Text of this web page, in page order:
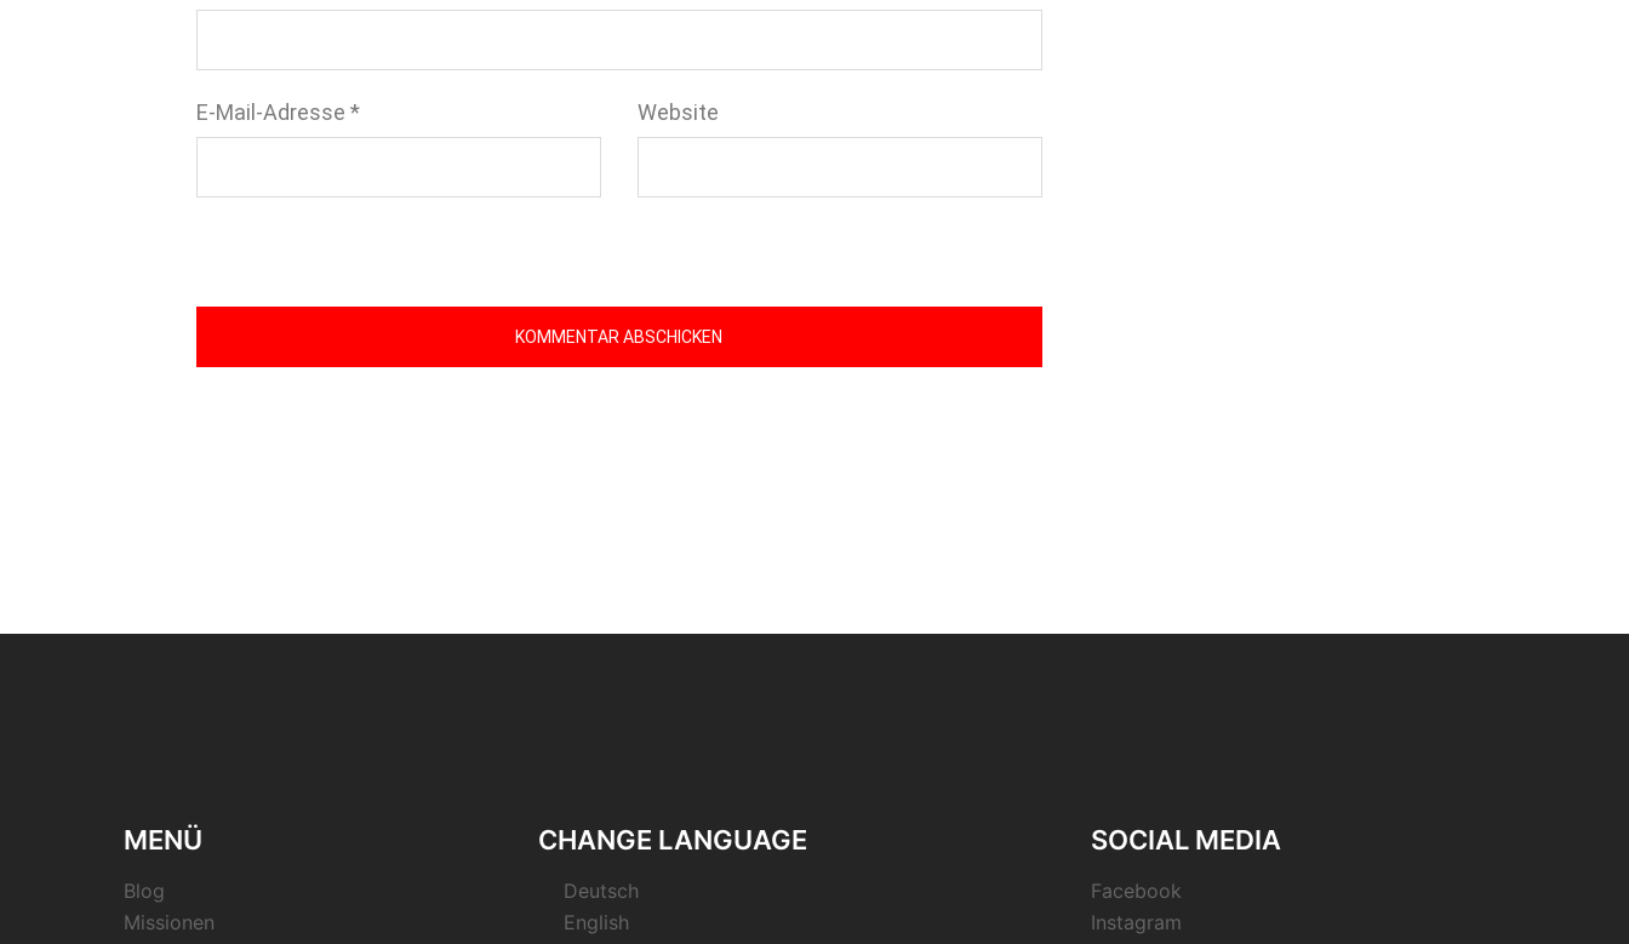
E-Mail-Adresse * Website
MENÜ
Blog
Missionen
SOCIAL MEDIA
Facebook
Instagram
CHANGE LANGUAGE
Deutsch
English